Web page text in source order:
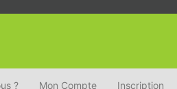
? Mon Compte Inscription